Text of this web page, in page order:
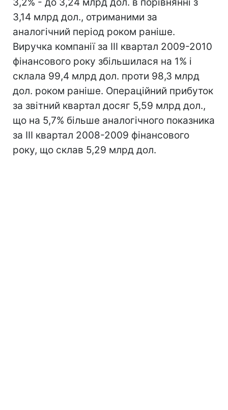
3,14 млрд дол., отриманими за
аналогічний період роком раніше.
Виручка компанії за III квартал 2009-2010
фінансового року збільшилася на 1% і
склала 99,4 млрд дол. проти 98,3 млрд
дол. роком раніше. Операційний прибуток
за звітний квартал досяг 5,59 млрд дол.,
що на 5,7% більше аналогічного показника
за III квартал 2008-2009 фінансового
року, що склав 5,29 млрд дол.